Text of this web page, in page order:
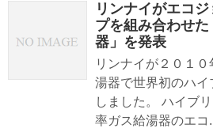
リンナイがエコ
プを組み合わせ
器」を発表
リンナイが２０１
湯器で世界初のハ
しました。 ハイブ
率ガス給湯器のエコ